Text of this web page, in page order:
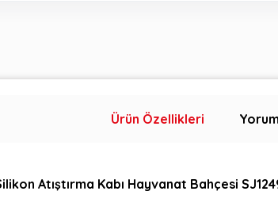
Ürün Özellikleri
Atıştırma Kabı Hayvanat Bahçesi